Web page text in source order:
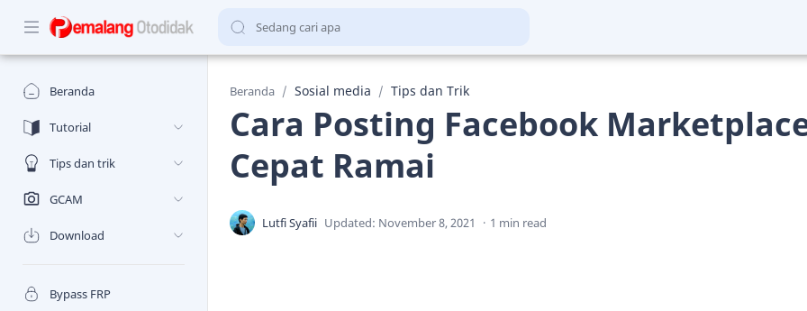
Beranda
Tutorial
Tips dan trik
GCAM
Download
Bypass FRP
Beranda Sosial media Tips dan Trik
Cara Posting Facebook
Cepat Ramai
1 min read